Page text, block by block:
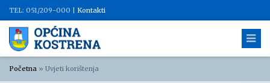
TEL: 051/209-000 | Kontakti
Početna » Uvjeti korištenja